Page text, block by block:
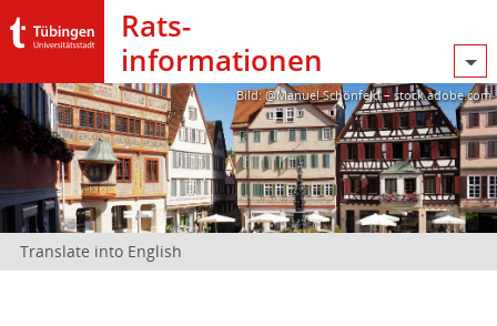
Rats­
informationen
Bild: @Manuel Schönfeld – stock.adobe.com
Translate into English